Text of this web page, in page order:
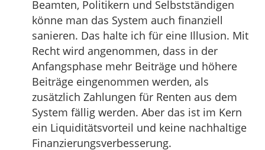
Beamten, Politikern und Selbstständigen
könne man das System auch finanziell
sanieren. Das halte ich für eine Illusion. Mit
Recht wird angenommen, dass in der
Anfangsphase mehr Beiträge und höhere
Beiträge eingenommen werden, als
zusätzlich Zahlungen für Renten aus dem
System fällig werden. Aber das ist im Kern
ein Liquiditätsvorteil und keine nachhaltige
Finanzierungsverbesserung.